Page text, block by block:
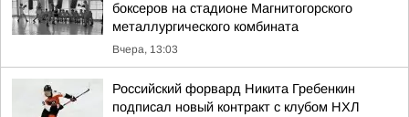
боксеров на стадионе Магнитогорского
металлургического комбината
Вчера, 13:03
Российский форвард Никита Гребенкин
подписал новый контракт с клубом НХЛ